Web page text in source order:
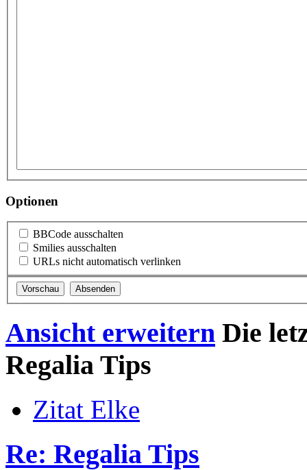
Optionen
BBCode ausschalten
Smilies ausschalten
URLs nicht automatisch verlinken
Ansicht erweitern Die
Regalia Tips
Zitat Elke
Re: Regalia Tips